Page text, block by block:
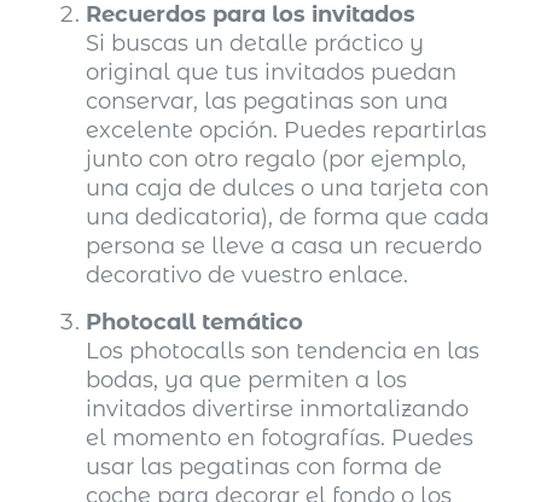
Recuerdos para los invitados
Si buscas un detalle práctico y
original que tus invitados puedan
conservar, las pegatinas son una
excelente opción. Puedes repartirlas
junto con otro regalo (por ejemplo,
una caja de dulces o una tarjeta con
una dedicatoria), de forma que cada
persona se lleve a casa un recuerdo
decorativo de vuestro enlace.
Photocall temático
Los photocalls son tendencia en las
bodas, ya que permiten a los
invitados divertirse inmortalizando
el momento en fotografías. Puedes
usar las pegatinas con forma de
coche para decorar el fondo o los